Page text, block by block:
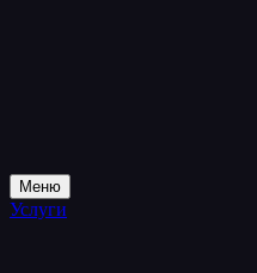
Меню
Услуги